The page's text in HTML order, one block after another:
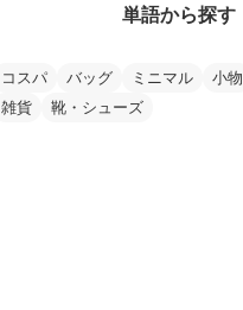
単語から探す
コスパ バッグ ミニマル 小物
雑貨 靴・シューズ